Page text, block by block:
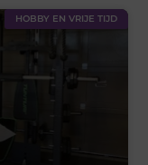
HOBBY EN VRIJE TIJD